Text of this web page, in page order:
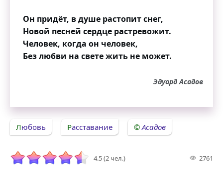
Он придёт, в душе растопит снег,
Новой песней сердце растревожит.
Человек, когда он человек,
Без любви на свете жить не может.
Эдуард Асадов
Любовь Расставание Асадов
4.5 (2 чел.) 2761